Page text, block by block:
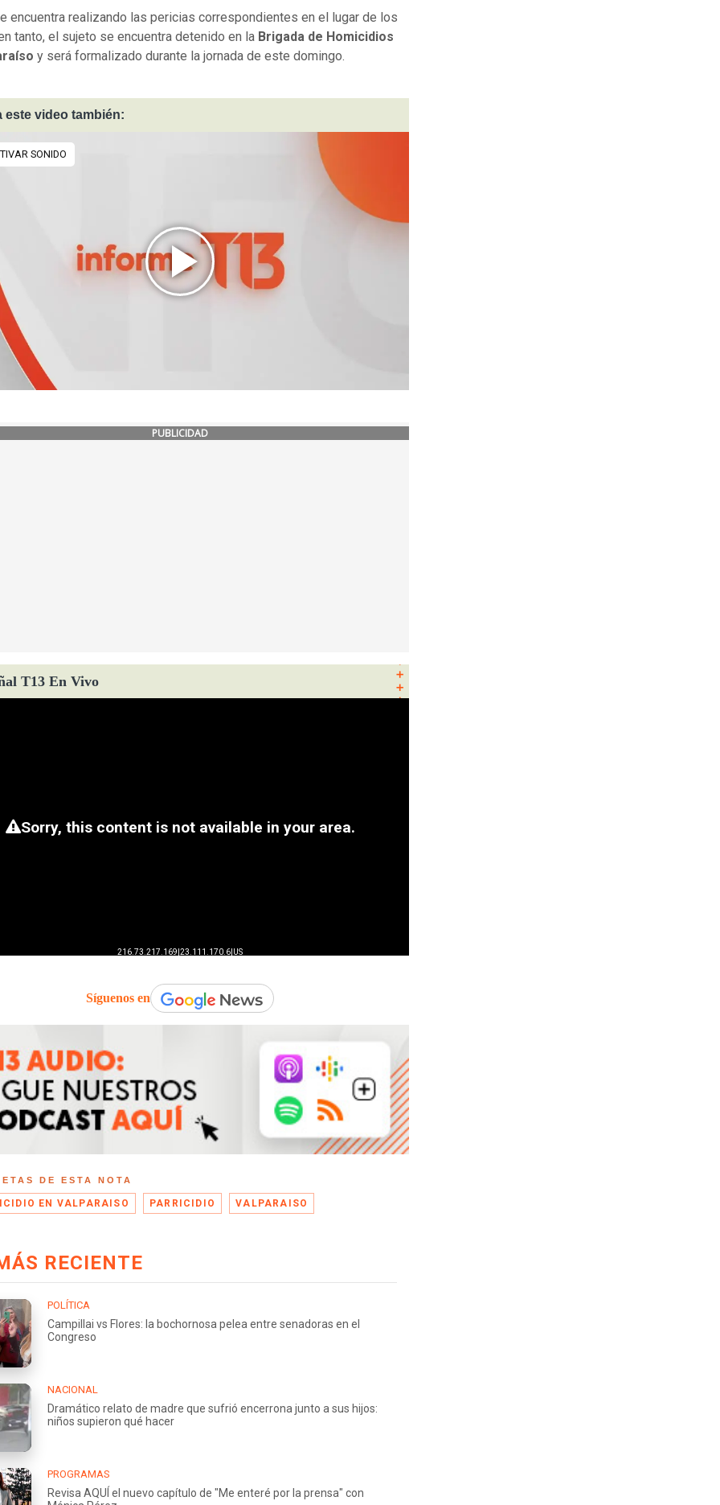
encuentra realizando las pericias correspondientes en el lugar de los
tanto, el sujeto se encuentra detenido en la Brigada de Homicidios
y será formalizado durante la jornada de este domingo.
este video también:
PUBLICIDAD
T13 En Vivo
Síguenos en
DE ESTA NOTA
EN VALPARAISO PARRICIDIO VALPARAISO
RECIENTE
POLÍTICA
Campillai vs Flores: la bochornosa pelea entre senadoras en el
Congreso
NACIONAL
Dramático relato de madre que sufrió encerrona junto a sus hijos:
niños supieron qué hacer
PROGRAMAS
Revisa AQUÍ el nuevo capítulo de "Me enteré por la prensa" con